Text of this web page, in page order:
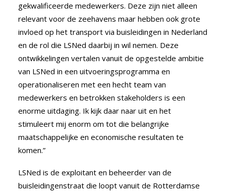
gekwalificeerde medewerkers. Deze zijn niet alleen
relevant voor de zeehavens maar hebben ook grote
invloed op het transport via buisleidingen in Nederland
en de rol die LSNed daarbij in wil nemen. Deze
ontwikkelingen vertalen vanuit de opgestelde ambitie
van LSNed in een uitvoeringsprogramma en
operationaliseren met een hecht team van
medewerkers en betrokken stakeholders is een
enorme uitdaging. Ik kijk daar naar uit en het
stimuleert mij enorm om tot die belangrijke
maatschappelijke en economische resultaten te
komen.”
LSNed is de exploitant en beheerder van de
buisleidingenstraat die loopt vanuit de Rotterdamse